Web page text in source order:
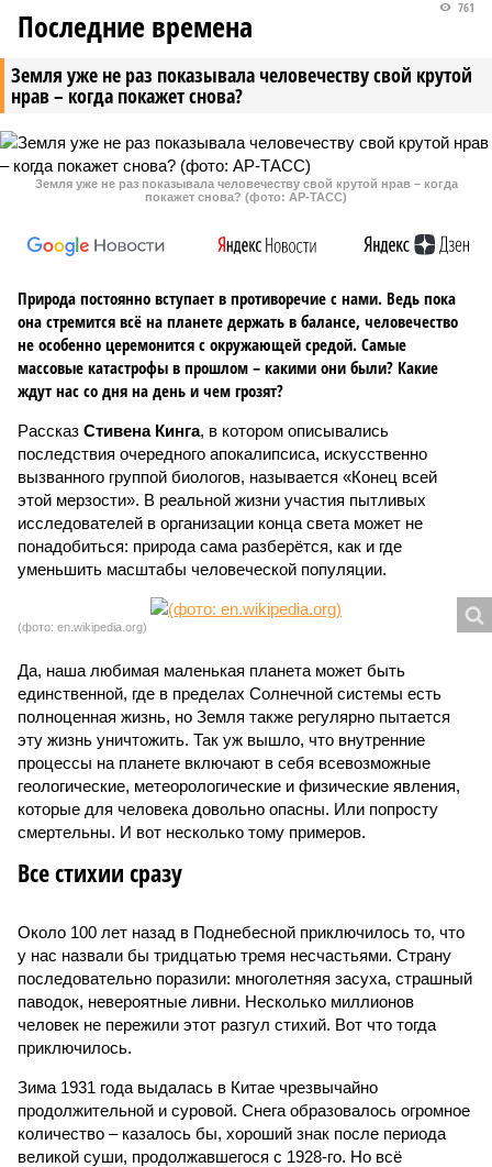
Земля уже не раз показывала человечеству свой крутой
нрав – когда покажет снова?
761
Последние времена
Земля уже не раз показывала человечеству свой крутой нрав – когда
покажет снова? (фото: АР-ТАСС)
Природа постоянно вступает в противоречие с нами. Ведь пока
она стремится всё на планете держать в балансе, человечество
не особенно церемонится с окружающей средой. Самые
массовые катастрофы в прошлом – какими они были? Какие
ждут нас со дня на день и чем грозят?
Рассказ Стивена Кинга, в котором описывались
последствия очередного апокалипсиса, искусственно
вызванного группой биологов, называется «Конец всей
этой мерзости». В реальной жизни участия пытливых
исследователей в организации конца света может не
понадобиться: природа сама разберётся, как и где
уменьшить масштабы человеческой популяции.
(фото: en.wikipedia.org)
Да, наша любимая маленькая планета может быть
единственной, где в пределах Солнечной системы есть
полноценная жизнь, но Земля также регулярно пытается
эту жизнь уничтожить. Так уж вышло, что внутренние
процессы на планете включают в себя всевозможные
геологические, метеорологические и физические явления,
которые для человека довольно опасны. Или попросту
смертельны. И вот несколько тому примеров.
Все стихии сразу
Около 100 лет назад в Поднебесной приключилось то, что
у нас назвали бы тридцатью тремя несчастьями. Страну
последовательно поразили: многолетняя засуха, страшный
паводок, невероятные ливни. Несколько миллионов
человек не пережили этот разгул стихий. Вот что тогда
приключилось.
Зима 1931 года выдалась в Китае чрезвычайно
продолжительной и суровой. Снега образовалось огромное
количество – казалось бы, хороший знак после периода
великой суши, продолжавшегося с 1928-го. Но всё